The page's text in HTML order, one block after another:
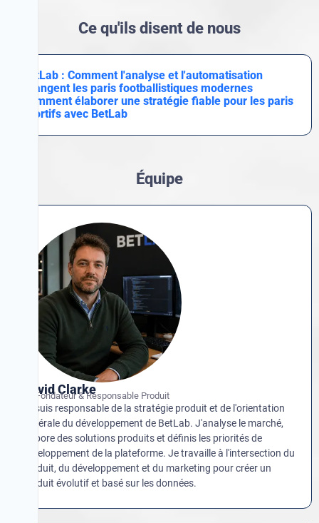
Ce qu'ils disent de nous
BetLab : Comment l'analyse et l'automatisation
changent les paris footballistiques modernes
Comment élaborer une stratégie fiable pour les paris
sportifs avec BetLab
Équipe
David Clarke
Co-Fondateur & Responsable Produit
Je suis responsable de la stratégie produit et de l'orientation
générale du développement de BetLab. J'analyse le marché,
élabore des solutions produits et définis les priorités de
développement de la plateforme. Je travaille à l'intersection du
produit, du développement et du marketing pour créer un
produit évolutif et basé sur les données.